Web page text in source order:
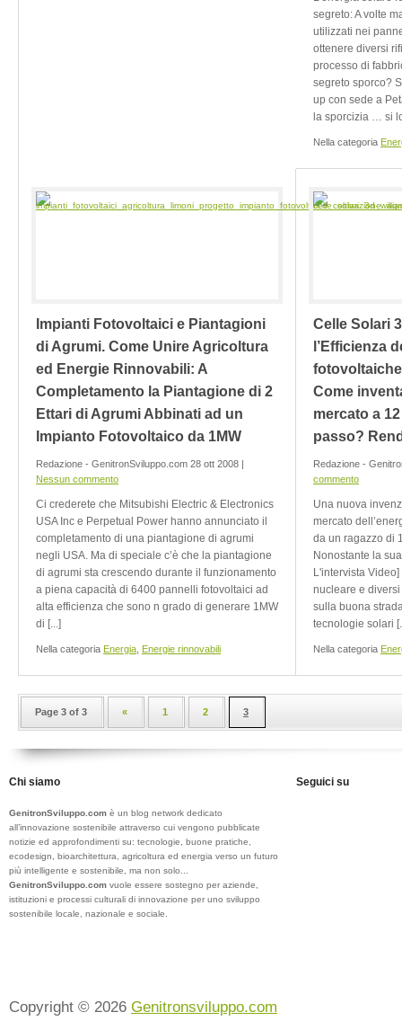
segreto: A volte
utilizzati nei
ottenere diversi
processo di
segreto sporco?
up con sede a
la sporcizia … si
Nella categoria
Impianti Fotovoltaici e Piantagioni
di Agrumi. Come Unire Agricoltura
ed Energie Rinnovabili: A
Completamento la Piantagione di 2
Ettari di Agrumi Abbinati ad un
Impianto Fotovoltaico da 1MW
Redazione - GenitronSviluppo.com 28 ott 2008 |
Nessun commento
Ci crederete che Mitsubishi Electric & Electronics
USA Inc e Perpetual Power hanno annunciato il
completamento di una piantagione di agrumi
negli USA. Ma di speciale c’è che la piantagione
di agrumi sta crescendo durante il funzionamento
a piena capacità di 6400 pannelli fotovoltaici ad
alta efficienza che sono n grado di generare 1MW
di [...]
Nella categoria Energia Energie rinnovabili
Celle Solari
l’Efficienza
Come
mercato a
passo?
Redazione -
commento
Una nuova
mercato
da un ragazzo di
Nonostante la
L'intervista
nucleare e
sulla buona
tecnologie solari
Nella categoria
Page 3 of 3 « 1 2 3
Chi siamo
GenitronSviluppo.com è un blog network dedicato
all’innovazione sostenibile attraverso cui vengono pubblicate
notizie ed approfondimenti su: tecnologie, buone pratiche,
ecodesign, bioarchitettura, agricoltura ed energia verso un futuro
più intelligente e sostenibile, ma non solo...
GenitronSviluppo.com vuole essere sostegno per aziende,
istituzioni e processi culturali di innovazione per uno sviluppo
sostenibile locale, nazionale e sociale.
Seguici su
Copyright © 2026 Genitronsviluppo.com